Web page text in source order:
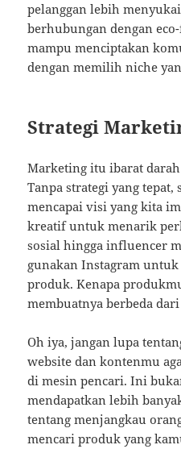
pelanggan lebih
berhubungan dengan
mampu menciptakan
dengan memilih niche
Strategi
Marketing itu ibarat
Tanpa strategi yang
mencapai visi yang kita
kreatif untuk menarik
sosial hingga influencer
gunakan Instagram
produk. Kenapa
membuatnya berbeda
Oh iya, jangan lupa
website dan kontenmu
di mesin pencari. Ini
mendapatkan lebih
tentang menjangkau
mencari produk yang